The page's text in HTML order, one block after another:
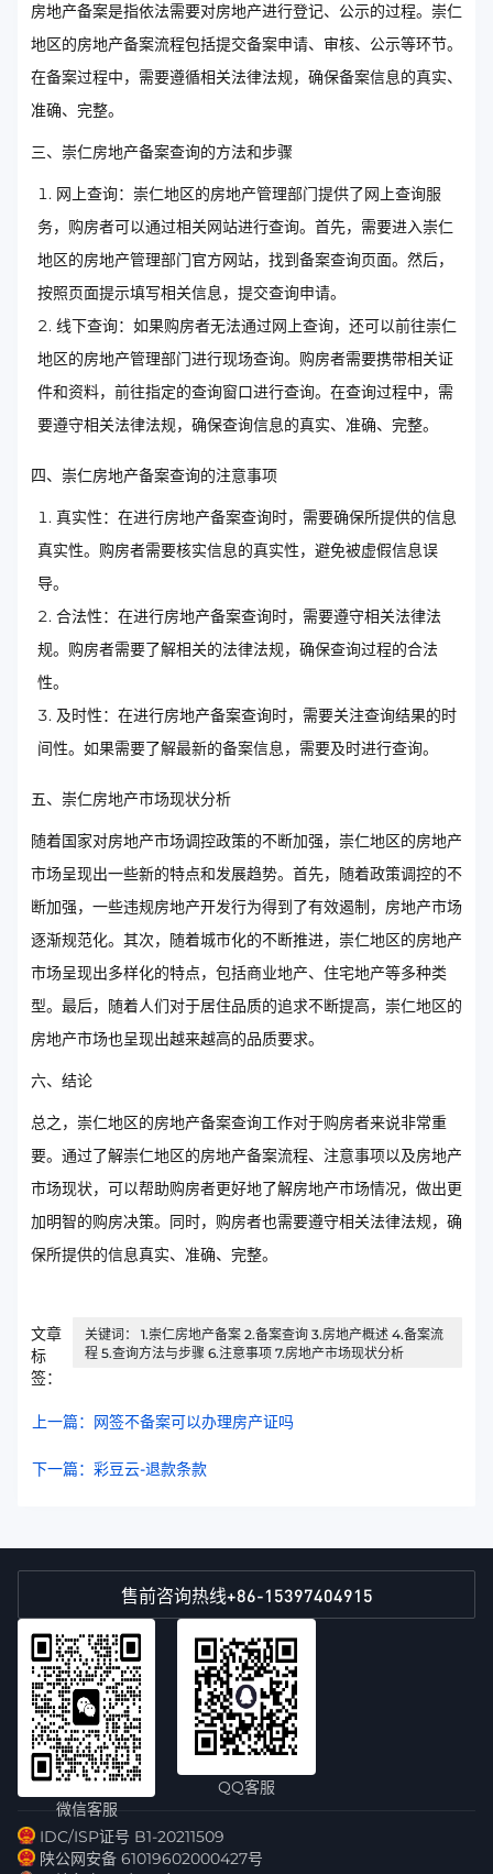
房地产备案是指依法需要对房地产进行登记、公示的过程。崇仁
地区的房地产备案流程包括提交备案申请、审核、公示等环节。
在备案过程中，需要遵循相关法律法规，确保备案信息的真实、
准确、完整。
三、崇仁房地产备案查询的方法和步骤
网上查询：崇仁地区的房地产管理部门提供了网上查询服
务，购房者可以通过相关网站进行查询。首先，需要进入崇仁
地区的房地产管理部门官方网站，找到备案查询页面。然后，
按照页面提示填写相关信息，提交查询申请。
线下查询：如果购房者无法通过网上查询，还可以前往崇仁
地区的房地产管理部门进行现场查询。购房者需要携带相关证
件和资料，前往指定的查询窗口进行查询。在查询过程中，需
要遵守相关法律法规，确保查询信息的真实、准确、完整。
四、崇仁房地产备案查询的注意事项
真实性：在进行房地产备案查询时，需要确保所提供的信息
真实性。购房者需要核实信息的真实性，避免被虚假信息误
导。
合法性：在进行房地产备案查询时，需要遵守相关法律法
规。购房者需要了解相关的法律法规，确保查询过程的合法
性。
及时性：在进行房地产备案查询时，需要关注查询结果的时
间性。如果需要了解最新的备案信息，需要及时进行查询。
五、崇仁房地产市场现状分析
随着国家对房地产市场调控政策的不断加强，崇仁地区的房地产
市场呈现出一些新的特点和发展趋势。首先，随着政策调控的不
断加强，一些违规房地产开发行为得到了有效遏制，房地产市场
逐渐规范化。其次，随着城市化的不断推进，崇仁地区的房地产
市场呈现出多样化的特点，包括商业地产、住宅地产等多种类
型。最后，随着人们对于居住品质的追求不断提高，崇仁地区的
房地产市场也呈现出越来越高的品质要求。
六、结论
总之，崇仁地区的房地产备案查询工作对于购房者来说非常重
要。通过了解崇仁地区的房地产备案流程、注意事项以及房地产
市场现状，可以帮助购房者更好地了解房地产市场情况，做出更
加明智的购房决策。同时，购房者也需要遵守相关法律法规，确
保所提供的信息真实、准确、完整。
文章
标
签：
关键词： 1.崇仁房地产备案 2.备案查询 3.房地产概述 4.备案流
程 5.查询方法与步骤 6.注意事项 7.房地产市场现状分析
上一篇：网签不备案可以办理房产证吗
下一篇：彩豆云-退款条款
售前咨询热线+86-15397404915
微信客服
QQ客服
IDC/ISP证号 B1-20211509
陕公网安备 61019602000427号